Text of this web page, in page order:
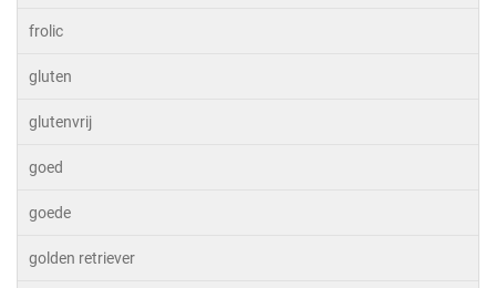
frolic
gluten
glutenvrij
goed
goede
golden retriever